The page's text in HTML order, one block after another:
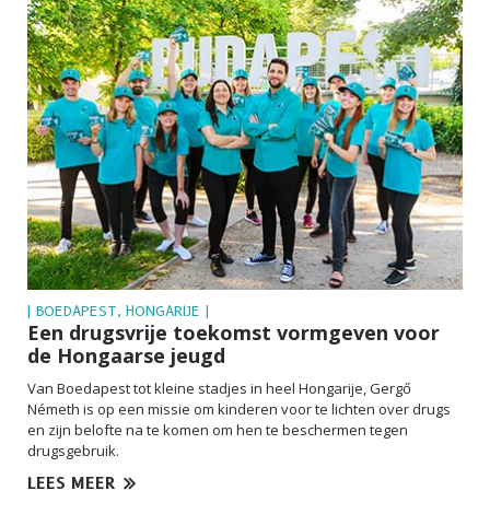
| BOEDAPEST, HONGARIJE |
Een drugsvrije toekomst vormgeven voor
de Hongaarse jeugd
Van Boedapest tot kleine stadjes in heel Hongarije, Gergő
Németh is op een missie om kinderen voor te lichten over drugs
en zijn belofte na te komen om hen te beschermen tegen
drugsgebruik.
LEES MEER